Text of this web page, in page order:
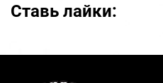
Ставь лайки: